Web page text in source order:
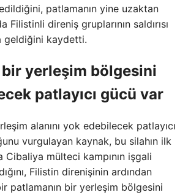
patlamanın yine uzaktan
Filistinli direniş gruplarının saldırısı
geldiğini kaydetti.
bir yerleşim bölgesini
patlayıcı gücü var
alanını yok edebilecek patlayıcı
vurgulayan kaynak, bu silahın ilk
Cibaliya mülteci kampının işgali
Filistin direnişinin ardından
patlamanın bir yerleşim bölgesini